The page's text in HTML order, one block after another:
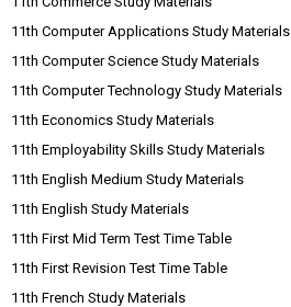
11th Computer Applications Study Materials
11th Computer Science Study Materials
11th Computer Technology Study Materials
11th Economics Study Materials
11th Employability Skills Study Materials
11th English Medium Study Materials
11th English Study Materials
11th First Mid Term Test Time Table
11th First Revision Test Time Table
11th French Study Materials